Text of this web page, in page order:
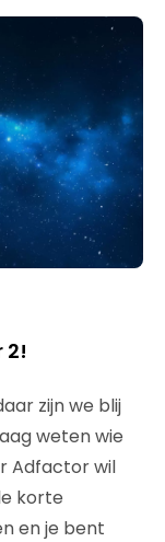
2!
zijn we blij
weten wie
Adfactor wil
korte
en je bent